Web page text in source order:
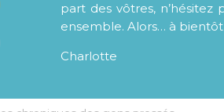
part des vôtres, n’hésitez
ensemble. Alors… à bientôt
Charlotte